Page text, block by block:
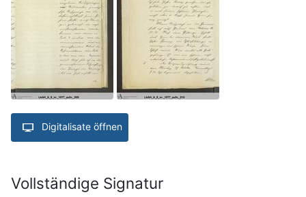
Digitalisate öffnen
Vollständige Signatur